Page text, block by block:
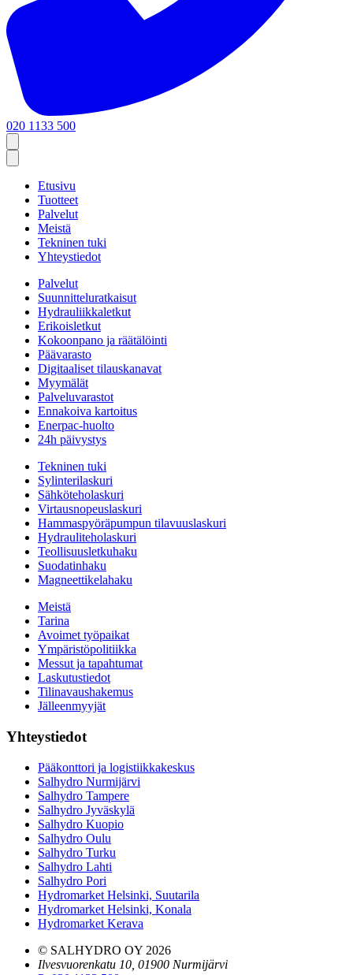
020 1133 500
Etusivu
Tuotteet
Palvelut
Meistä
Tekninen tuki
Yhteystiedot
Palvelut
Suunnitteluratkaisut
Hydrauliikkaletkut
Erikoisletkut
Kokoonpano ja räätälöinti
Päävarasto
Digitaaliset tilauskanavat
Myymälät
Palveluvarastot
Ennakoiva kartoitus
Enerpac-huolto
24h päivystys
Tekninen tuki
Sylinterilaskuri
Sähköteholaskuri
Virtausnopeuslaskuri
Hammaspyöräpumpun tilavuuslaskuri
Hydrauliteholaskuri
Teollisuusletkuhaku
Suodatinhaku
Magneettikelahaku
Meistä
Tarina
Avoimet työpaikat
Ympäristöpolitiikka
Messut ja tapahtumat
Laskutustiedot
Tilinavaushakemus
Jälleenmyyjät
Yhteystiedot
Pääkonttori ja logistiikkakeskus
Salhydro Nurmijärvi
Salhydro Tampere
Salhydro Jyväskylä
Salhydro Kuopio
Salhydro Oulu
Salhydro Turku
Salhydro Lahti
Salhydro Pori
Hydromarket Helsinki, Suutarila
Hydromarket Helsinki, Konala
Hydromarket Kerava
© SALHYDRO OY 2026
Ilvesvuorenkatu 10, 01900 Nurmijärvi